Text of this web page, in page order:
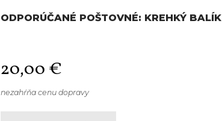
ODPORÚČANÉ POŠTOVNÉ: KREHKÝ BALÍK
20,00 €
nezahŕňa cenu dopravy